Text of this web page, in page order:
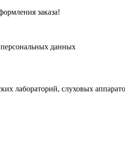
заказа!
данных
лабораторий, слуховых